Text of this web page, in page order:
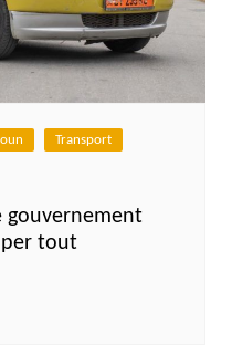
Transport
gouvernement
tout